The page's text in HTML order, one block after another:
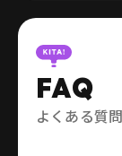
FAQ
よくある質問